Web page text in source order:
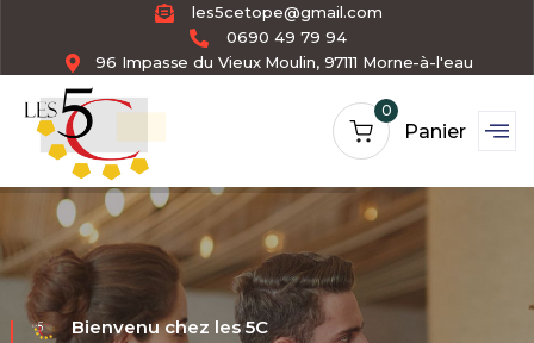
les5cetope@gmail.com
0690 49 79 94
96 Impasse du Vieux Moulin, 97111 Morne-à-l'eau
Panier
0
Bienvenu chez les 5C